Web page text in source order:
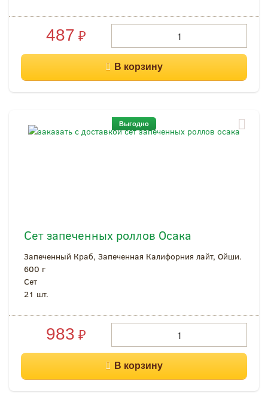
487 ₽
Сет запеченных роллов Осака
Запеченный Краб, Запеченная Калифорния лайт, Ойши.
600 г
Cет
21 шт.
983 ₽
Выгодно